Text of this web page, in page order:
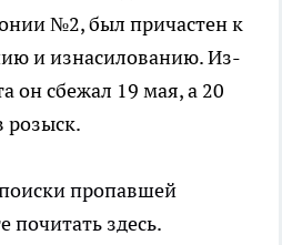
№2, был причастен к
и изнасилованию. Из-
он сбежал 19 мая, а 20
розыск.
пропавшей
почитать здесь.